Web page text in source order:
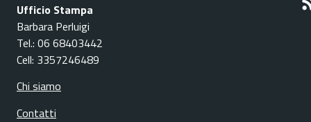
Ufficio Stampa
Barbara Perluigi
Tel.: 06 68403442
Cell: 3357246489
Chi siamo
Contatti